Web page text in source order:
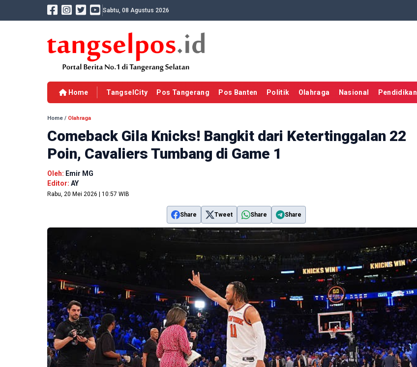
Sabtu, 08 Agustus 2026
Home TangselCity Pos Tangerang Pos Banten Politik Olahraga Nasional Pendidikan
Home / Olahraga
Comeback Gila Knicks! Bangkit dari Ketertinggalan 22
Poin, Cavaliers Tumbang di Game 1
Oleh: Emir MG
Editor: AY
Rabu, 20 Mei 2026 | 10:57 WIB
Share Tweet Share Share